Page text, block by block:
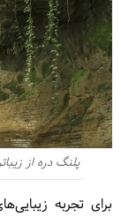
پلنگ دره از
برای تجربه